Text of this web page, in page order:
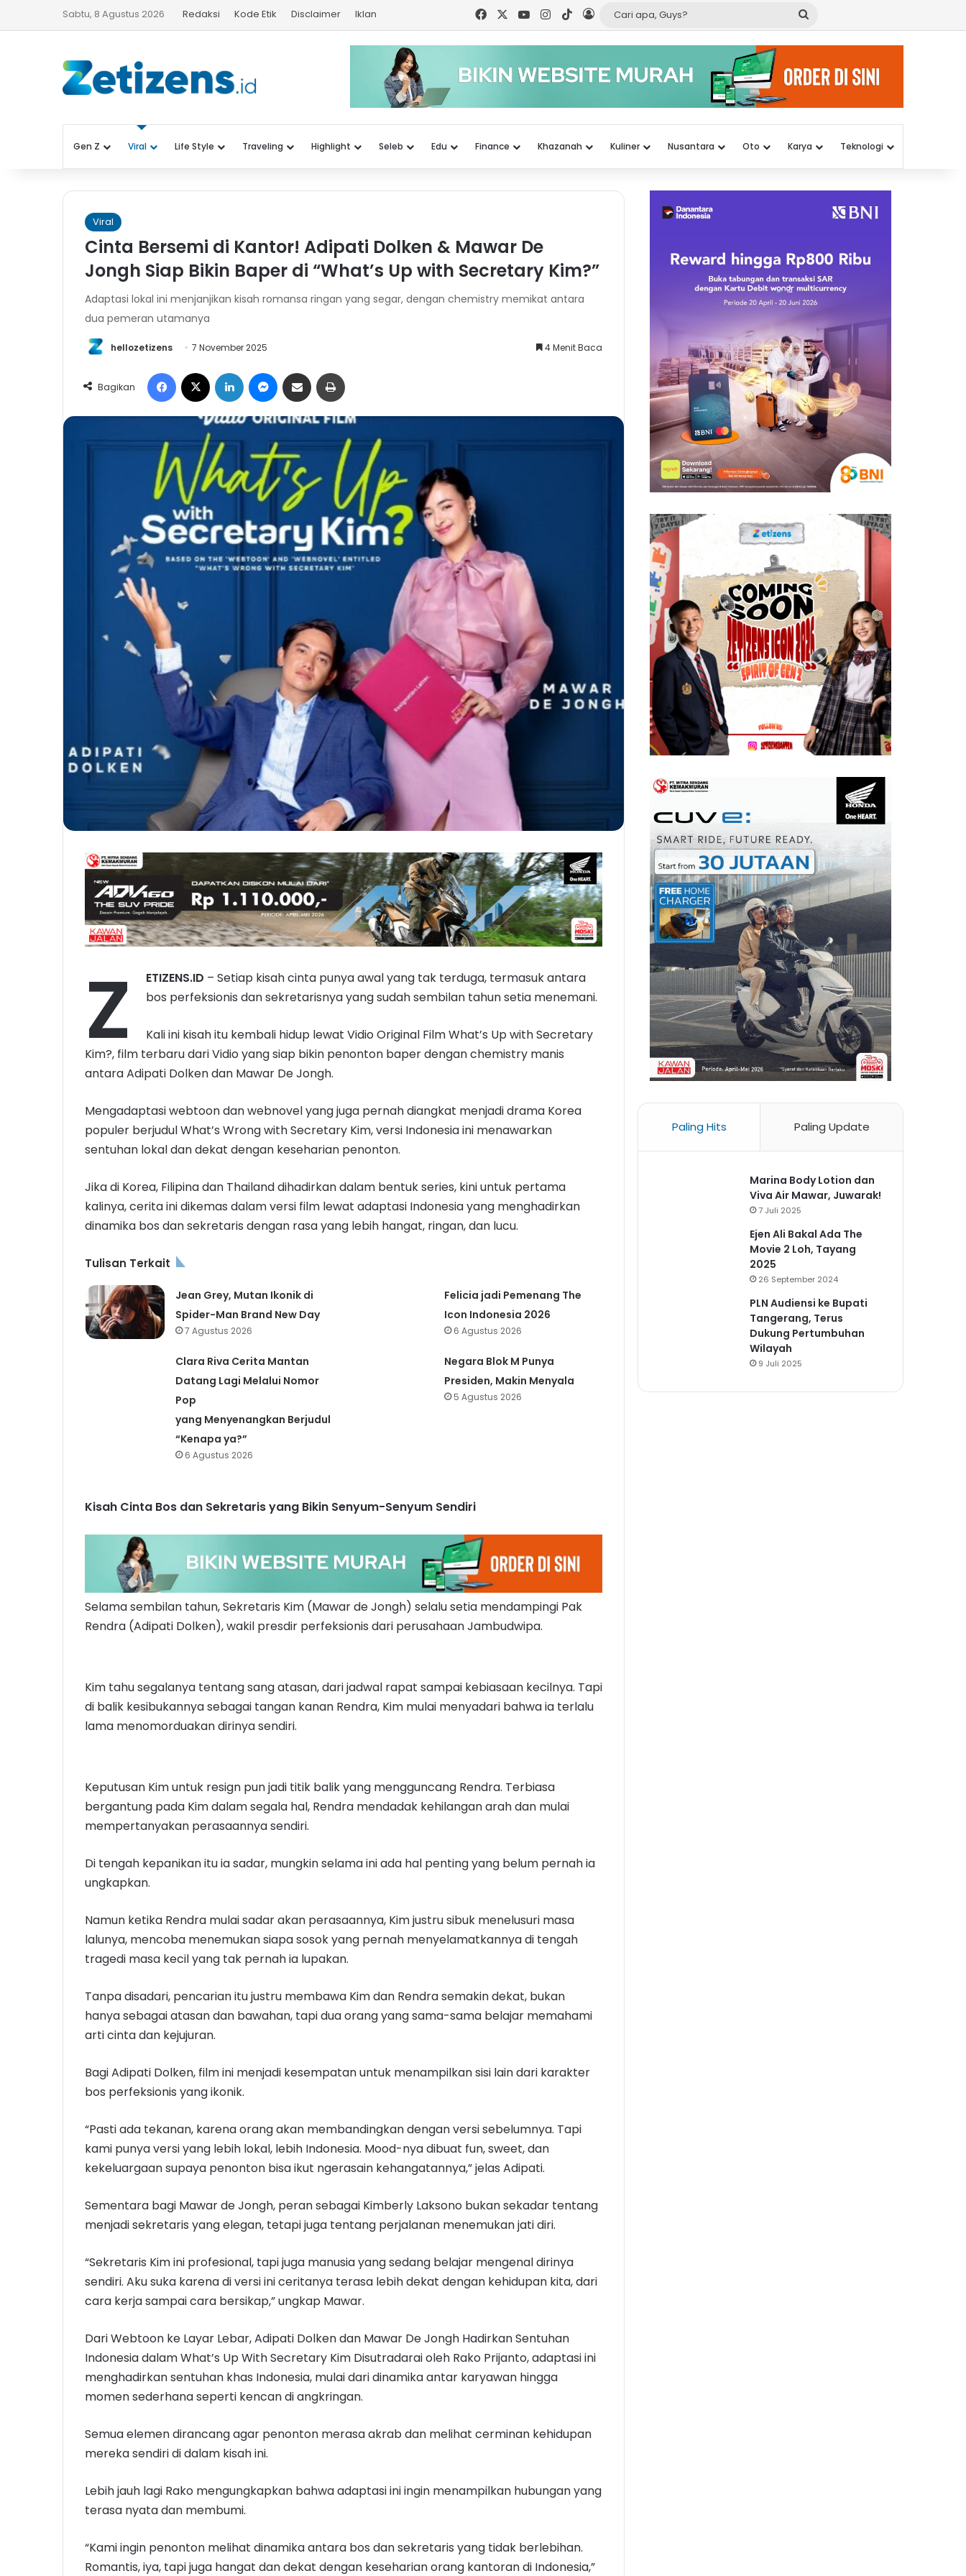
Sabtu, 8 Agustus 2026 Redaksi Kode Etik Disclaimer Iklan FacebookYouTubeInstagram
TikTokLog In
Cari
Guys?
Gen Z Viral Life Style Traveling Highlight Seleb Edu Finance Khazanah Kuliner Nusantara Oto Karya Teknologi
Viral
Cinta Bersemi di Kantor! Adipati Dolken & Mawar De
Jongh Siap Bikin Baper di “What’s Up with Secretary Kim?”
Adaptasi lokal ini menjanjikan kisah romansa ringan yang segar, dengan chemistry memikat antara
dua pemeran utamanya
hellozetizens 7 November 2025 4 Menit Baca
Bagikan
Facebook LinkedIn Messenger
Share via Email
Z ETIZENS.ID – Setiap kisah cinta punya awal yang tak terduga, termasuk antara
bos perfeksionis dan sekretarisnya yang sudah sembilan tahun setia menemani.
Kali ini kisah itu kembali hidup lewat Vidio Original Film What’s Up with Secretary
Kim?, film terbaru dari Vidio yang siap bikin penonton baper dengan chemistry manis
antara Adipati Dolken dan Mawar De Jongh.
Mengadaptasi webtoon dan webnovel yang juga pernah diangkat menjadi drama Korea
populer berjudul What’s Wrong with Secretary Kim, versi Indonesia ini menawarkan
sentuhan lokal dan dekat dengan keseharian penonton.
Jika di Korea, Filipina dan Thailand dihadirkan dalam bentuk series, kini untuk pertama
kalinya, cerita ini dikemas dalam versi film lewat adaptasi Indonesia yang menghadirkan
dinamika bos dan sekretaris dengan rasa yang lebih hangat, ringan, dan lucu.
Tulisan Terkait
Jean Grey, Mutan Ikonik di
Spider-Man Brand New Day
7 Agustus 2026
Felicia jadi Pemenang The
Icon Indonesia 2026
6 Agustus 2026
Clara Riva Cerita Mantan
Datang Lagi Melalui Nomor
Pop
yang Menyenangkan Berjudul
“Kenapa ya?”
6 Agustus 2026
Negara Blok M Punya
Presiden, Makin Menyala
5 Agustus 2026
Kisah Cinta Bos dan Sekretaris yang Bikin Senyum-Senyum Sendiri
Selama sembilan tahun, Sekretaris Kim (Mawar de Jongh) selalu setia mendampingi Pak
Rendra (Adipati Dolken), wakil presdir perfeksionis dari perusahaan Jambudwipa.
Kim tahu segalanya tentang sang atasan, dari jadwal rapat sampai kebiasaan kecilnya. Tapi
di balik kesibukannya sebagai tangan kanan Rendra, Kim mulai menyadari bahwa ia terlalu
lama menomorduakan dirinya sendiri.
Keputusan Kim untuk resign pun jadi titik balik yang mengguncang Rendra. Terbiasa
bergantung pada Kim dalam segala hal, Rendra mendadak kehilangan arah dan mulai
mempertanyakan perasaannya sendiri.
Di tengah kepanikan itu ia sadar, mungkin selama ini ada hal penting yang belum pernah ia
ungkapkan.
Namun ketika Rendra mulai sadar akan perasaannya, Kim justru sibuk menelusuri masa
lalunya, mencoba menemukan siapa sosok yang pernah menyelamatkannya di tengah
tragedi masa kecil yang tak pernah ia lupakan.
Tanpa disadari, pencarian itu justru membawa Kim dan Rendra semakin dekat, bukan
hanya sebagai atasan dan bawahan, tapi dua orang yang sama-sama belajar memahami
arti cinta dan kejujuran.
Bagi Adipati Dolken, film ini menjadi kesempatan untuk menampilkan sisi lain dari karakter
bos perfeksionis yang ikonik.
“Pasti ada tekanan, karena orang akan membandingkan dengan versi sebelumnya. Tapi
kami punya versi yang lebih lokal, lebih Indonesia. Mood-nya dibuat fun, sweet, dan
kekeluargaan supaya penonton bisa ikut ngerasain kehangatannya,” jelas Adipati.
Sementara bagi Mawar de Jongh, peran sebagai Kimberly Laksono bukan sekadar tentang
menjadi sekretaris yang elegan, tetapi juga tentang perjalanan menemukan jati diri.
“Sekretaris Kim ini profesional, tapi juga manusia yang sedang belajar mengenal dirinya
sendiri. Aku suka karena di versi ini ceritanya terasa lebih dekat dengan kehidupan kita, dari
cara kerja sampai cara bersikap,” ungkap Mawar.
Dari Webtoon ke Layar Lebar, Adipati Dolken dan Mawar De Jongh Hadirkan Sentuhan
Indonesia dalam What’s Up With Secretary Kim Disutradarai oleh Rako Prijanto, adaptasi ini
menghadirkan sentuhan khas Indonesia, mulai dari dinamika antar karyawan hingga
momen sederhana seperti kencan di angkringan.
Semua elemen dirancang agar penonton merasa akrab dan melihat cerminan kehidupan
mereka sendiri di dalam kisah ini.
Lebih jauh lagi Rako mengungkapkan bahwa adaptasi ini ingin menampilkan hubungan yang
terasa nyata dan membumi.
“Kami ingin penonton melihat dinamika antara bos dan sekretaris yang tidak berlebihan.
Romantis, iya, tapi juga hangat dan dekat dengan keseharian orang kantoran di Indonesia,”
Paling Hits Paling Update
Marina Body Lotion dan
Viva Air Mawar, Juwarak!
7 Juli 2025
Ejen Ali Bakal Ada The
Movie 2 Loh, Tayang
2025
26 September 2024
PLN Audiensi ke Bupati
Tangerang, Terus
Dukung Pertumbuhan
Wilayah
9 Juli 2025